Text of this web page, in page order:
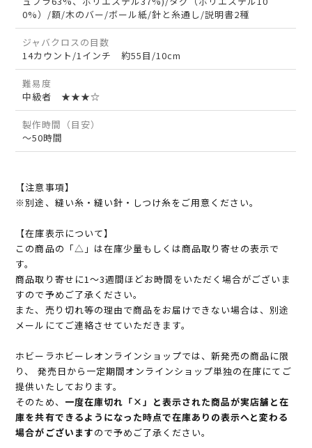
0%）/額/木のバー/ボール紙/針と糸通し/説明書2種
ジャバクロスの目数
14カウント/1インチ 約55目/10cm
難易度
中級者 ★★★☆
製作時間（目安）
～50時間
【注意事項】
※別途、縫い糸・縫い針・しつけ糸をご用意ください。
【在庫表示について】
この商品の「△」は在庫少量もしくは商品取り寄せの表示で
す。
商品取り寄せに1～3週間ほどお時間をいただく場合がございま
すので予めご了承ください。
また、売り切れ等の理由で商品をお届けできない場合は、別途
メールにてご連絡させていただきます。
ホビーラホビーレオンラインショップでは、新発売の商品に限
り、 発売日から一定期間オンラインショップ単独の在庫にてご
提供いたしております。
そのため、 一度在庫切れ「×」と表示された商品が実店舗と在
庫を共有できるようになった時点で在庫ありの表示へと変わる
場合がございますので予めご了承ください。